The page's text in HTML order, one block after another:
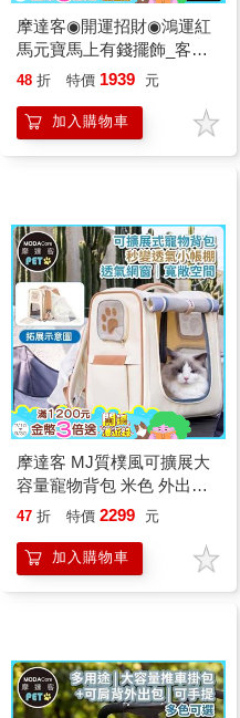
摩達客◉開運招財◉鴻運紅
馬元寶馬上有錢擺飾_客廳
玄關臥室好風水好運勢
48 折 特價 1939 元
加入購物車
摩達客 MJ質樸風可擴展大
容量寵物背包 米色 外出超
透氣網窗雙肩背包 7公斤以
款
47 折 特價 2299 元
加入購物車